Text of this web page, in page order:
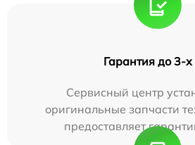
Гарантия до 3-х
Сервисный центр
оригинальные запчасти
предоставляет